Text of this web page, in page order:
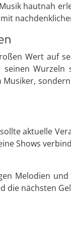
hautnah
Wert auf
aktuelle
Shows
Melodien
nächsten